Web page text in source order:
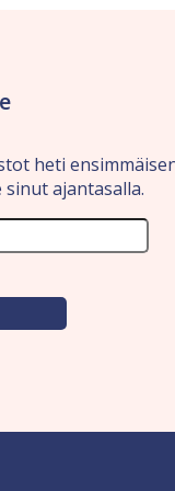
heti
ajantasalla.